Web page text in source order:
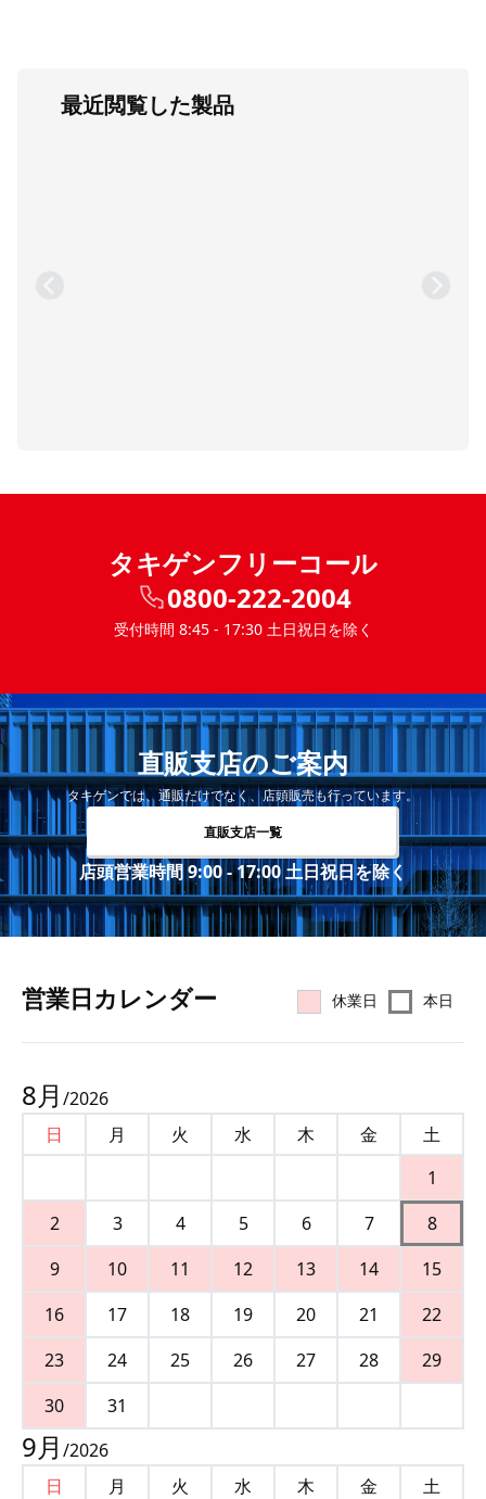
最近閲覧した製品
タキゲンフリーコール
0800-222-2004
受付時間 8:45 - 17:30 土日祝日を除く
直販支店のご案内
タキゲンでは、通販だけでなく、店頭販売も行っています。
直販支店一覧
店頭営業時間 9:00 - 17:00 土日祝日を除く
営業⽇カレンダー 休業日 本日
8月 /2026
日
月 火 水 木 金
土
1
2
3 4 5 6 7
8
9
10 11 12 13 14
15
16
17 18 19 20 21
22
23
24 25 26 27 28
29
30
31
9月 /2026
日
月 火 水 木 金
土